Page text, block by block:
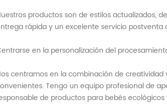
productos son de estilos actualizados,
rápida y un excelente servicio postventa
en la personalización del
centramos en la combinación de
Tengo un equipo profesional de
de productos para bebés